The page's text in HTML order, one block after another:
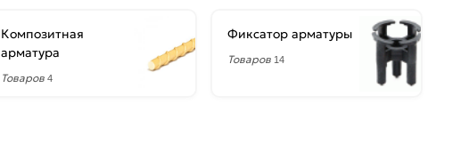
Композитная
арматура
Товаров 4
Фиксатор арматуры
Товаров 14